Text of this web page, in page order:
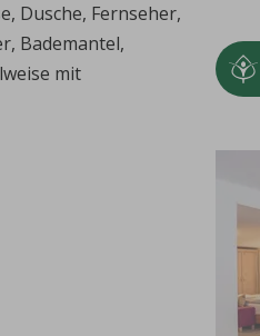
Dusche, Fernseher,
Bademantel,
mit